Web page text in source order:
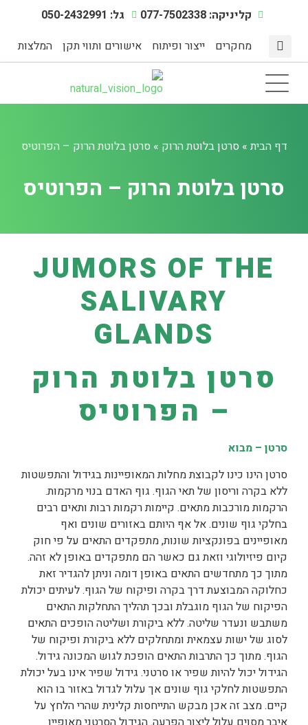
קליניקה: 077-7502338
גל: 050-2432991
מחקרים
ייצור ופיתוח אישורים ותווי תקן המלצות
דף הבית»סרטן בלוטת הרוק » סרטן בלוטת הרוק – הפרוטיס
סרטן בלוטת הרוק – הפרוטיס
JUMORS OF THE
SALIVARY
GLANDS
סרטן בלוטת הרוק
– הפרוטיס
סרטן – מבוא
סרטן הינו כינו לקבוצת מחלות המאופיינות בגידול והתפשטות
ללא בקרה וריסון של תאי הגוף. גוף האדם בנוי מרקמות.
הרקמות מורכבות מתאים. קיימות רקמות רבות ותאים רבים
בחלקי גוף שונים. אל אף היותם באזורים שונים ואף
מאופיינים בפונקציות שונות, מתפקדים התאים על פי חוק
קיום פיזיולוגי וזאת גם כאשר הם מתפקדים באופן לא זהה.
מתוך כך מתחדשים התאים באופן דומה וניתן להגדיר זאת
כחלוקה המבוצעת דרך בקרה ופיקוח של הגוף. לעיתים יכולת
הפיקוח של הגוף מוגבלת ובכך תהליך התחלקות התאים
משתבש ונעדר שליטה. ללא ביקורת ושליטה הופכים התאים
לסוג של ישות עצמאית ומתחלקים ללא ביקורת ופיקוח של
הגוף. מתוך כך התרבות התאים הופכת לגוש המכונה גידול.
הגידול יכול להיות שפיר או סרטני. גידול שפיר אינו בעל יכולת
התפשטות לחלקי גוף שונים אך עלול לגדול באזור בו הוא
קיים. מצב זה אכן מבקש התייחסות קלינית שהרי הלחץ על